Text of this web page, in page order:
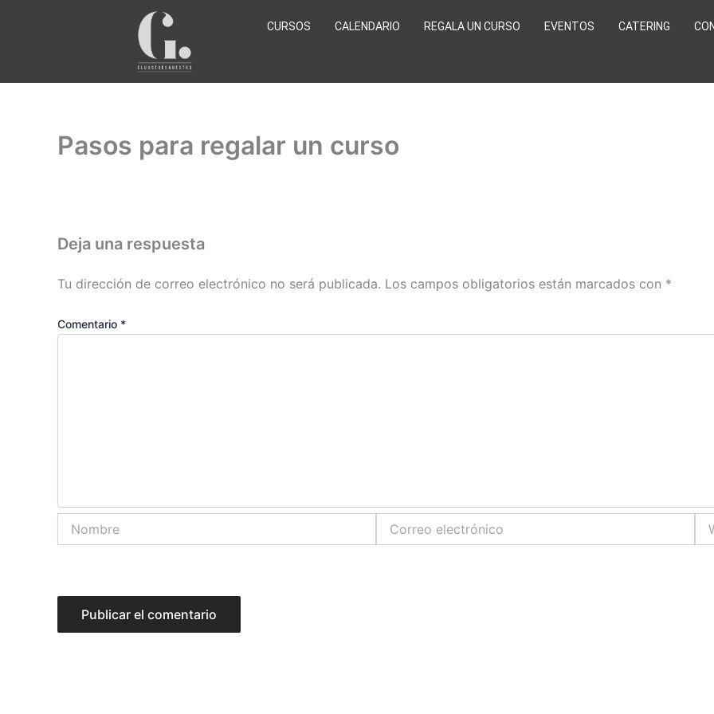
CURSOS CALENDARIO REGALA UN CURSO EVENTOS CATERING
Pasos para regalar un curso
Deja una respuesta
Tu dirección de correo electrónico no será publicada. Los campos obligatorios están marcados con *
Comentario *
electrónico